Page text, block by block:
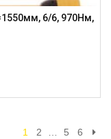
6/6, 970Нм,
1 2 … 5 6